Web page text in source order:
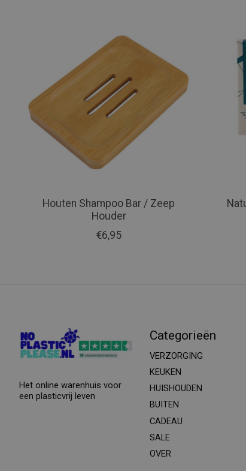
Houten Shampoo Bar / Zeep
Houder
€6,95
Het online warenhuis voor
een plasticvrij leven
Categorieën
VERZORGING
KEUKEN
HUISHOUDEN
BUITEN
CADEAU
SALE
OVER